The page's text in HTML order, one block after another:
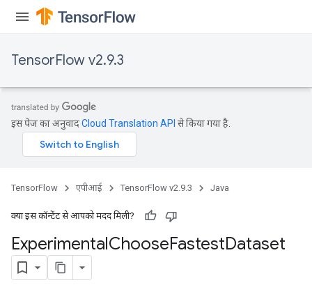
TensorFlow v2.9.3
इस पेज का अनुवादCloud Translation API से किया गया है.
TensorFlow एपीआई TensorFlow v2.9.3 Java
क्या इस कॉन्टेंट से आपको मदद मिली?
ExperimentalChooseFastestDataset